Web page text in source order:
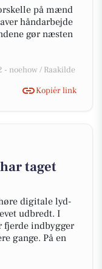
på mænd
håndarbejde
gør næsten
noehow / Raakilde
Kopiér link
taget
digitale lyd-
udbredt. I
fjerde indbygger
gange. På en